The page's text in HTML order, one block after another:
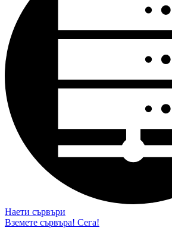
Наети сървъри
Вземете сървъра! Сега!